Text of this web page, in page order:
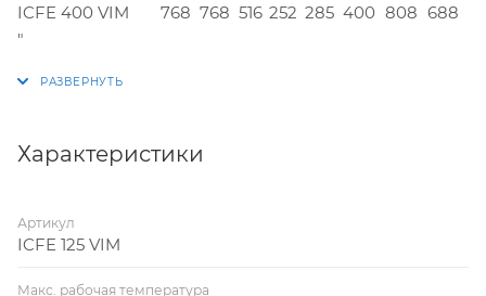
ICFE 400 VIM
768 768 516 252 285 400 808 688
"
Характеристики
Артикул
ICFE 125 VIM
Макс. рабочая температура